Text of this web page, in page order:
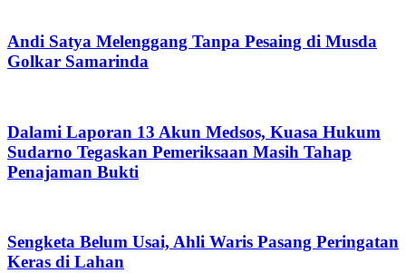
Andi Satya Melenggang Tanpa Pesaing di Musda
Golkar Samarinda
Dalami Laporan 13 Akun Medsos, Kuasa Hukum
Sudarno Tegaskan Pemeriksaan Masih Tahap
Penajaman Bukti
Sengketa Belum Usai, Ahli Waris Pasang Peringatan
Keras di Lahan